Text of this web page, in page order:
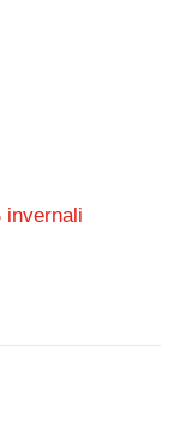
invernali